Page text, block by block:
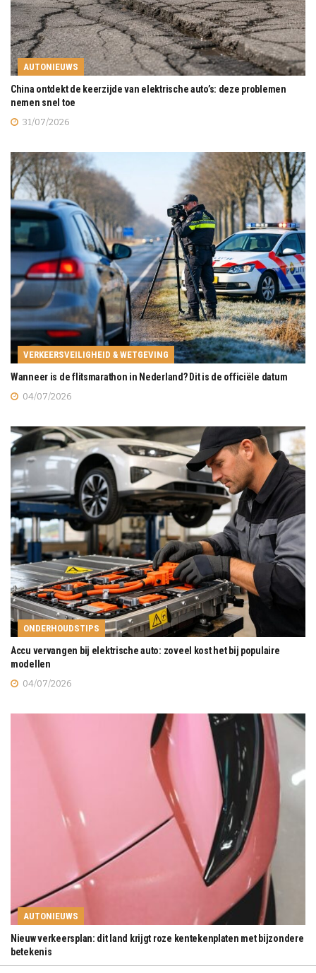
AUTONIEUWS
China ontdekt de keerzijde van elektrische auto’s: deze problemen
nemen snel toe
31/07/2026
VERKEERSVEILIGHEID & WETGEVING
Wanneer is de flitsmarathon in Nederland? Dit is de officiële datum
04/07/2026
ONDERHOUDSTIPS
Accu vervangen bij elektrische auto: zoveel kost het bij populaire
modellen
04/07/2026
AUTONIEUWS
Nieuw verkeersplan: dit land krijgt roze kentekenplaten met bijzondere
betekenis